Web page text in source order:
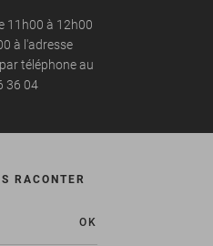
11h00 à 12h00
à l'adresse
téléphone au
36 04
RACONTER
OK